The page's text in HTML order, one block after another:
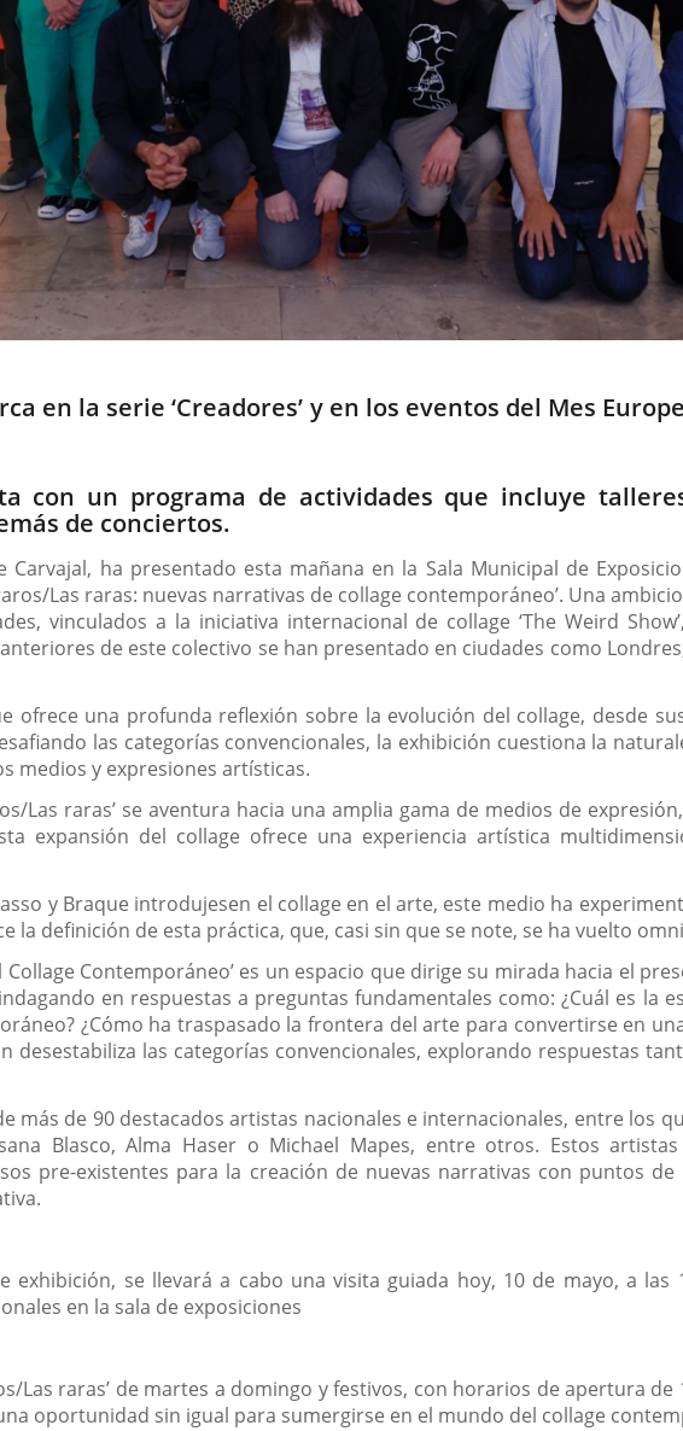
en la serie ‘Creadores’ y en los eventos del Mes
con un programa de actividades que incluye
de conciertos.
Carvajal, ha presentado esta mañana en la Sala Municipal de
Las raras: nuevas narrativas de collage contemporáneo’. Una
vinculados a la iniciativa internacional de collage ‘The Weird
de este colectivo se han presentado en ciudades como
ofrece una profunda reflexión sobre la evolución del collage, desde
las categorías convencionales, la exhibición cuestiona la
medios y expresiones artísticas.
Las raras’ se aventura hacia una amplia gama de medios de
expansión del collage ofrece una experiencia artística
y Braque introdujesen el collage en el arte, este medio ha
la definición de esta práctica, que, casi sin que se note, se ha vuelto
Contemporáneo’ es un espacio que dirige su mirada hacia el
en respuestas a preguntas fundamentales como: ¿Cuál es la
¿Cómo ha traspasado la frontera del arte para convertirse en
desestabiliza las categorías convencionales, explorando respuestas
más de 90 destacados artistas nacionales e internacionales, entre los
Blasco, Alma Haser o Michael Mapes, entre otros. Estos
pre-existentes para la creación de nuevas narrativas con puntos
exhibición, se llevará a cabo una visita guiada hoy, 10 de mayo, a las
en la sala de exposiciones
Las raras’ de martes a domingo y festivos, con horarios de apertura de
oportunidad sin igual para sumergirse en el mundo del collage